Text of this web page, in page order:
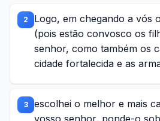
2
Logo, em chegando a vós
(pois estão convosco os
senhor, como também os
cidade fortalecida e as
3
escolhei o melhor e mais
vosso senhor, ponde-o